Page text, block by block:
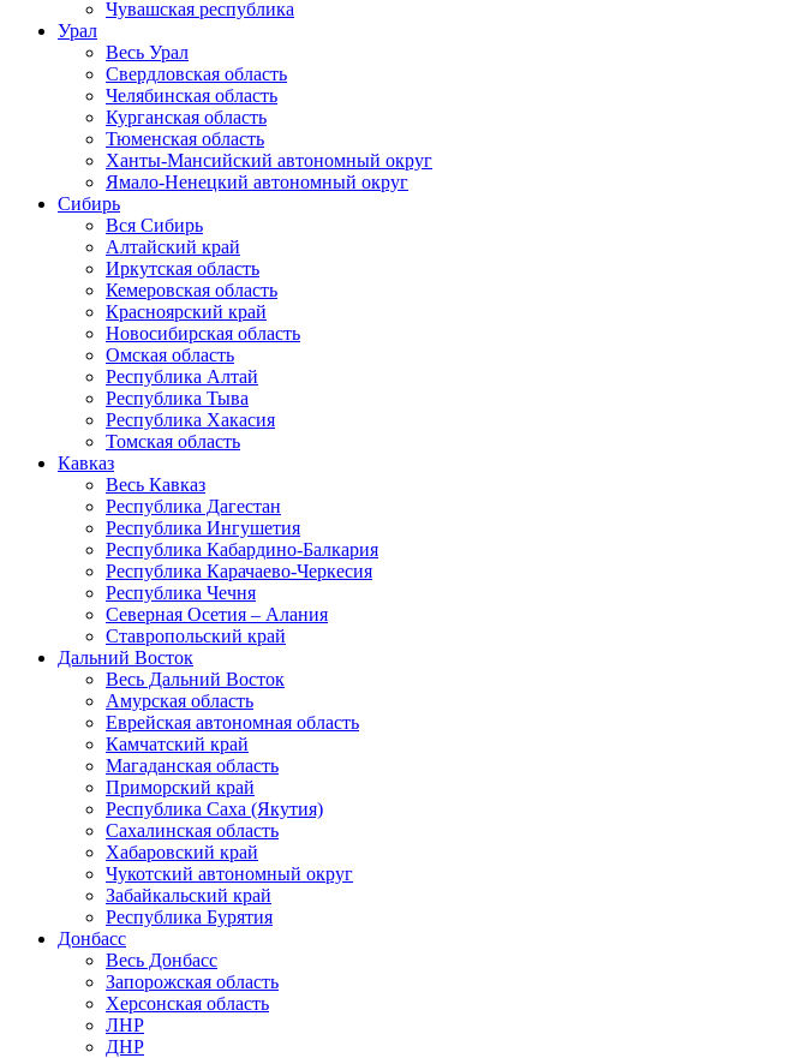
Чувашская республика
Урал
Весь Урал
Свердловская область
Челябинская область
Курганская область
Тюменская область
Ханты-Мансийский автономный округ
Ямало-Ненецкий автономный округ
Сибирь
Вся Сибирь
Алтайский край
Иркутская область
Кемеровская область
Красноярский край
Новосибирская область
Омская область
Республика Алтай
Республика Тыва
Республика Хакасия
Томская область
Кавказ
Весь Кавказ
Республика Дагестан
Республика Ингушетия
Республика Кабардино-Балкария
Республика Карачаево-Черкесия
Республика Чечня
Северная Осетия – Алания
Ставропольский край
Дальний Восток
Весь Дальний Восток
Амурская область
Еврейская автономная область
Камчатский край
Магаданская область
Приморский край
Республика Саха (Якутия)
Сахалинская область
Хабаровский край
Чукотский автономный округ
Забайкальский край
Республика Бурятия
Донбасс
Весь Донбасс
Запорожская область
Херсонская область
ЛНР
ДНР